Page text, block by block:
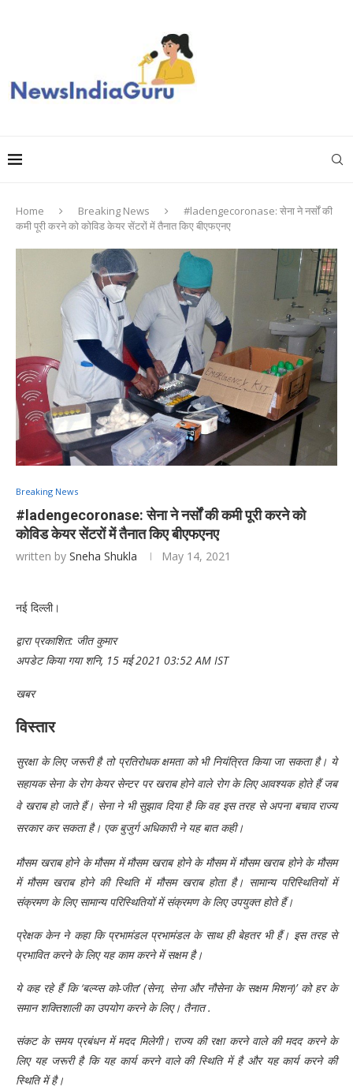
Home Breaking News
#ladengecoronase: सेना ने नर्सों की
कमी पूरी करने को कोविड केयर सेंटरों में तैनात किए बीएफएनए
Breaking News
#ladengecoronase: सेना ने नर्सों की कमी पूरी करने को
कोविड केयर सेंटरों में तैनात किए बीएफएनए
written by Sneha Shukla May 14, 2021
नई दिल्ली।
द्वारा प्रकाशित: जीत कुमार
अपडेट किया गया शनि, 15 मई 2021 03:52 AM IST
खबर
विस्तार
सुरक्षा के लिए जरूरी है तो प्रतिरोधक क्षमता को भी नियंत्रित किया जा सकता है। ये
सहायक सेना के रोग केयर सेन्टर पर खराब होने वाले रोग के लिए आवश्यक होते हैं जब
वे खराब हो जाते हैं। सेना ने भी सुझाव दिया है कि वह इस तरह से अपना बचाव राज्य
सरकार कर सकता है। एक बुजुर्ग अधिकारी ने यह बात कही।
मौसम खराब होने के मौसम में मौसम खराब होने के मौसम में मौसम खराब होने के मौसम
में मौसम खराब होने की स्थिति में मौसम खराब होता है। सामान्य परिस्थितियों में
संक्रमण के लिए सामान्य परिस्थितियों में संक्रमण के लिए उपयुक्त होते हैं।
प्रेक्षक केन ने कहा कि प्रभामंडल प्रभामंडल के साथ ही बेहतर भी हैं। इस तरह से
प्रभावित करने के लिए यह काम करने में सक्षम है।
ये कह रहे हैं कि ‘बल्य्स को-जीत’ (सेना, सेना और नौसेना के सक्षम मिशन)’ को हर के
समान शक्तिशाली का उपयोग करने के लिए। तैनात .
संकट के समय प्रबंधन में मदद मिलेगी। राज्य की रक्षा करने वाले की मदद करने के
लिए यह जरूरी है कि यह कार्य करने वाले की स्थिति में है और यह कार्य करने की
स्थिति में है।